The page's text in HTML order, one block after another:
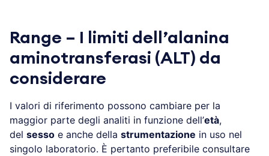
Range – I limiti dell’alanina
aminotransferasi (ALT) da
considerare
I valori di riferimento possono cambiare per la
maggior parte degli analiti in funzione dell’età,
del sesso e anche della strumentazione in uso nel
singolo laboratorio. È pertanto preferibile consultare